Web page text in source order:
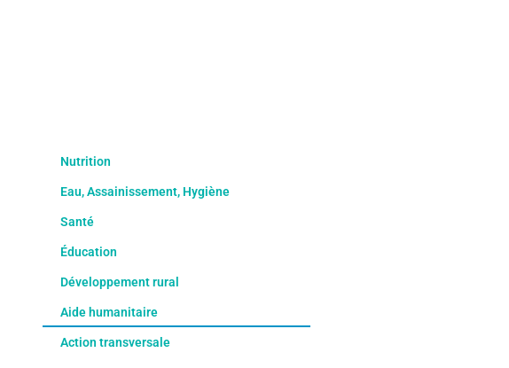
Nutrition
Eau, Assainissement, Hygiène
Santé
Éducation
Développement rural
Aide humanitaire
Action transversale